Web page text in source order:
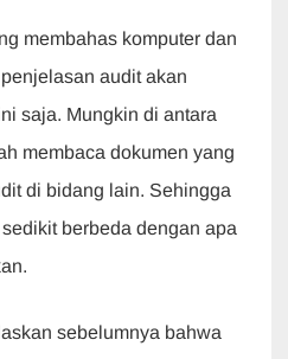
membahas komputer dan
audit akan
saja. Mungkin di antara
membaca dokumen yang
di bidang lain. Sehingga
berbeda dengan apa
sebelumnya bahwa